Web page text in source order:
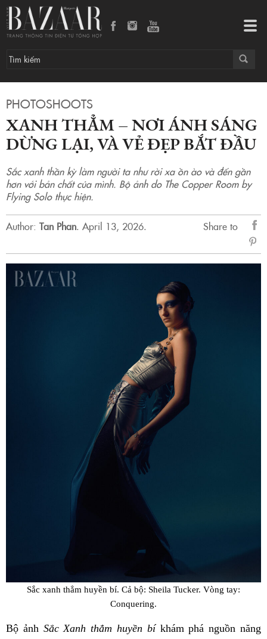
PHOTOSHOOTS
XANH THẲM – NƠI ÁNH SÁNG
DỪNG LẠI, VÀ VẺ ĐẸP BẮT ĐẦU
Sắc xanh thần kỳ làm người ta như rời xa ồn ào và đến gần
hơn với bản chất của mình. Bộ ảnh do The Copper Room by
Flying Solo thực hiện.
Author: Tan Phan. April 13, 2026.
Share to
sẻ
Sắc xanh thẳm huyền bí. Cả bộ: Sheila Tucker. Vòng tay:
Conquering.
Bộ ảnh Sắc Xanh thẳm huyền bíkhám phá nguồn năng
Xanh thẳm – nơi ánh sáng dừng lại, và vẻ đẹp bắt đầu